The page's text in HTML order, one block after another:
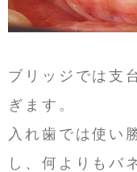
ブリッジでは支
ぎます。
入れ歯では使い
し、何よりもバ